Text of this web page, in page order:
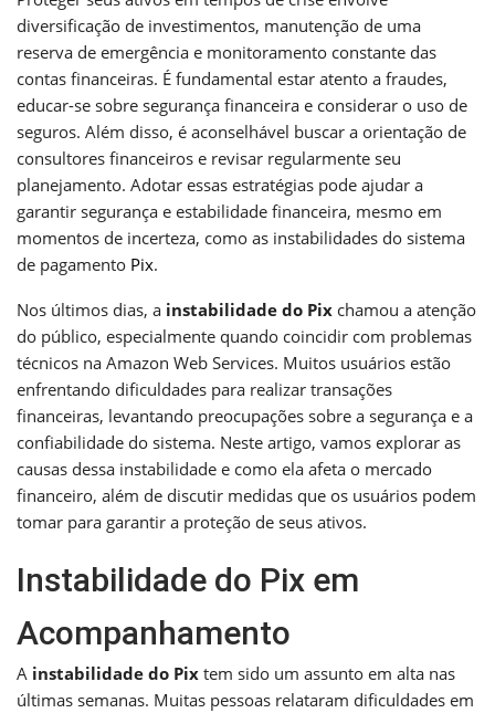
diversificação de investimentos, manutenção de uma
reserva de emergência e monitoramento constante das
contas financeiras. É fundamental estar atento a fraudes,
educar-se sobre segurança financeira e considerar o uso de
seguros. Além disso, é aconselhável buscar a orientação de
consultores financeiros e revisar regularmente seu
planejamento. Adotar essas estratégias pode ajudar a
garantir segurança e estabilidade financeira, mesmo em
momentos de incerteza, como as instabilidades do sistema
de pagamento Pix.
Nos últimos dias, a instabilidade do Pix chamou a atenção
do público, especialmente quando coincidir com problemas
técnicos na Amazon Web Services. Muitos usuários estão
enfrentando dificuldades para realizar transações
financeiras, levantando preocupações sobre a segurança e a
confiabilidade do sistema. Neste artigo, vamos explorar as
causas dessa instabilidade e como ela afeta o mercado
financeiro, além de discutir medidas que os usuários podem
tomar para garantir a proteção de seus ativos.
Instabilidade do Pix em
Acompanhamento
A instabilidade do Pix tem sido um assunto em alta nas
últimas semanas. Muitas pessoas relataram dificuldades em